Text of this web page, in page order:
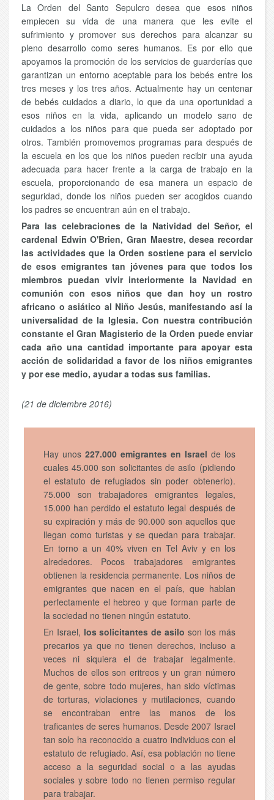
La Orden del Santo Sepulcro desea que esos niños
empiecen su vida de una manera que les evite el
sufrimiento y promover sus derechos para alcanzar su
pleno desarrollo como seres humanos. Es por ello que
apoyamos la promoción de los servicios de guarderías que
garantizan un entorno aceptable para los bebés entre los
tres meses y los tres años. Actualmente hay un centenar
de bebés cuidados a diario, lo que da una oportunidad a
esos niños en la vida, aplicando un modelo sano de
cuidados a los niños para que pueda ser adoptado por
otros. También promovemos programas para después de
la escuela en los que los niños pueden recibir una ayuda
adecuada para hacer frente a la carga de trabajo en la
escuela, proporcionando de esa manera un espacio de
seguridad, donde los niños pueden ser acogidos cuando
los padres se encuentran aún en el trabajo.
Para las celebraciones de la Natividad del Señor, el
cardenal Edwin O'Brien, Gran Maestre, desea recordar
las actividades que la Orden sostiene para el servicio
de esos emigrantes tan jóvenes para que todos los
miembros puedan vivir interiormente la Navidad en
comunión con esos niños que dan hoy un rostro
africano o asiático al Niño Jesús, manifestando así la
universalidad de la Iglesia. Con nuestra contribución
constante el Gran Magisterio de la Orden puede enviar
cada año una cantidad importante para apoyar esta
acción de solidaridad a favor de los niños emigrantes
y por ese medio, ayudar a todas sus familias.
(21 de diciembre 2016)
Hay unos 227.000 emigrantes en Israel de los
cuales 45.000 son solicitantes de asilo (pidiendo
el estatuto de refugiados sin poder obtenerlo).
75.000 son trabajadores emigrantes legales,
15.000 han perdido el estatuto legal después de
su expiración y más de 90.000 son aquellos que
llegan como turistas y se quedan para trabajar.
En torno a un 40% viven en Tel Aviv y en los
alrededores. Pocos trabajadores emigrantes
obtienen la residencia permanente. Los niños de
emigrantes que nacen en el país, que hablan
perfectamente el hebreo y que forman parte de
la sociedad no tienen ningún estatuto.
En Israel, los solicitantes de asilo son los más
precarios ya que no tienen derechos, incluso a
veces ni siquiera el de trabajar legalmente.
Muchos de ellos son eritreos y un gran número
de gente, sobre todo mujeres, han sido víctimas
de torturas, violaciones y mutilaciones, cuando
se encontraban entre las manos de los
traficantes de seres humanos. Desde 2007 Israel
tan solo ha reconocido a cuatro individuos con el
estatuto de refugiado. Así, esa población no tiene
acceso a la seguridad social o a las ayudas
sociales y sobre todo no tienen permiso regular
para trabajar.